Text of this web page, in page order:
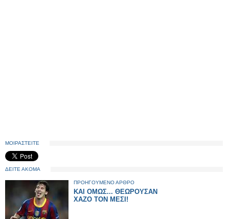
ΜΟΙΡΑΣΤΕΙΤΕ
ΔΕΙΤΕ ΑΚΟΜΑ
ΠΡΟΗΓΟΥΜΕΝΟ ΑΡΘΡΟ
ΚΑΙ ΟΜΩΣ... ΘΕΩΡΟΥΣΑΝ
ΧΑΖΟ ΤΟΝ ΜΕΣΙ!